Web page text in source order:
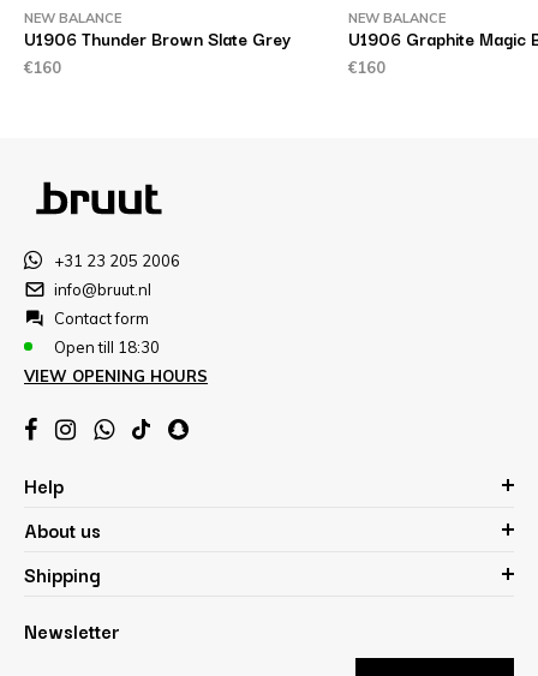
NEW BALANCE
U1906 Thunder Brown Slate Grey
€160
NEW BALANCE
U1906 Graphite Magic
€160
+31 23 205 2006
info@bruut.nl
Contact form
Open till 18:30
VIEW OPENING HOURS
Help
About us
Shipping
Newsletter